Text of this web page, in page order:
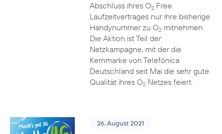
Abschluss ihres O2Free
Laufzeitvertrages nur ihre bisherige
Handynummer zu O2mitnehmen.
Die Aktion ist Teil der
Netzkampagne, mit der die
Kernmarke von Telefónica
Deutschland seit Mai die sehr gute
Qualität ihres O2Netzes feiert.
26. August 2021